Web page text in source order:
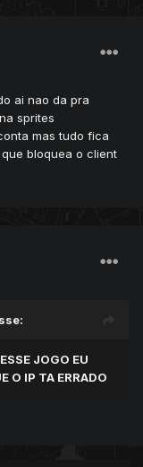
ai nao da pra
sprites
mas tudo fica
bloquea o client
JOGO EU
O IP TA ERRADO